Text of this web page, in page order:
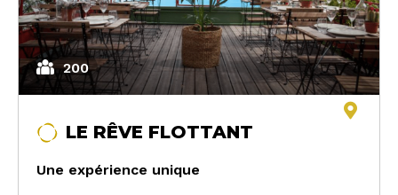
200
LE RÊVE FLOTTANT
Une expérience unique